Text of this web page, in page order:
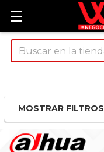
Buscar
Sidebar
MOSTRAR FILTROS